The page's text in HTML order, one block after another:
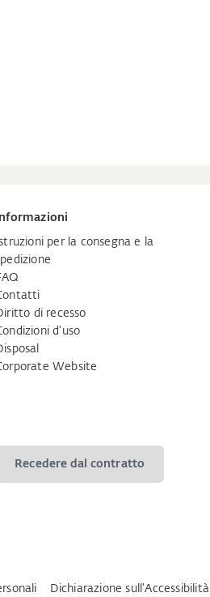
Informazioni
per la consegna e la
di recesso
d'uso
Website
Recedere dal contratto
Dichiarazione sull‘Accessibilità